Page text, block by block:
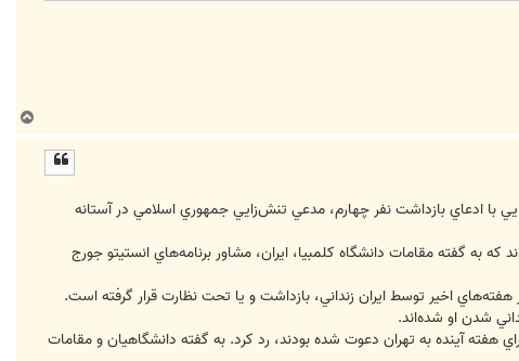
ا
با ادعاي بازداشت نفر چهارم، مدعي تنش‌زايي جمهوري اسلامي در آستانه
كه به گفته مقامات دانشگاه كلمبيا، ايران، مشاور برنامه‌هاي انستيتو جورج
اخير توسط ايران زنداني، بازداشت و يا تحت نظارت قرار گرفته است.
هفته آينده به تهران دعوت شده بودند، رد كرد. به گفته دانشگاهيان و مقامات